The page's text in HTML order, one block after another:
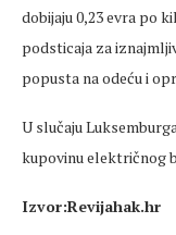
dobijaju 0,23 evra po
podsticaja za
popusta na odeću i
U slučaju
kupovinu električnog
Izvor:Revijahak.hr